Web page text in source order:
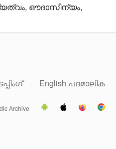
ഔദാസീന്യം,
English പദമാലിക
Archive